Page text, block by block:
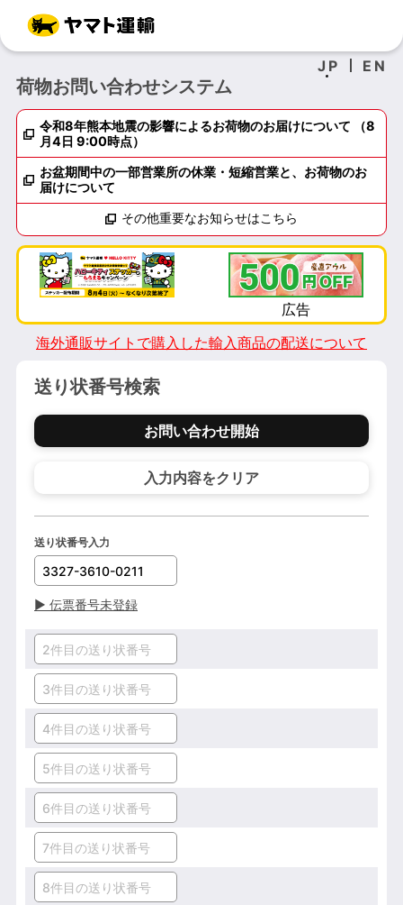
JP EN
荷物お問い合わせシステム
令和8年熊本地震の影響によるお荷物のお届けについて （8
月4日 9:00時点）
お盆期間中の一部営業所の休業・短縮営業と、お荷物のお
届けについて
その他重要なお知らせはこちら
海外通販サイトで購入した輸入商品の配送について
送り状番号検索
お問い合わせ開始
入力内容をクリア
送り状番号入力
▶ 伝票番号未登録